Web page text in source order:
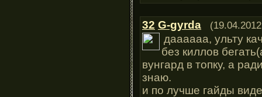
32 G-gyrda
даааааа, ульту
без киллов
вунгард в топку, а
знаю.
и по лучше гайды